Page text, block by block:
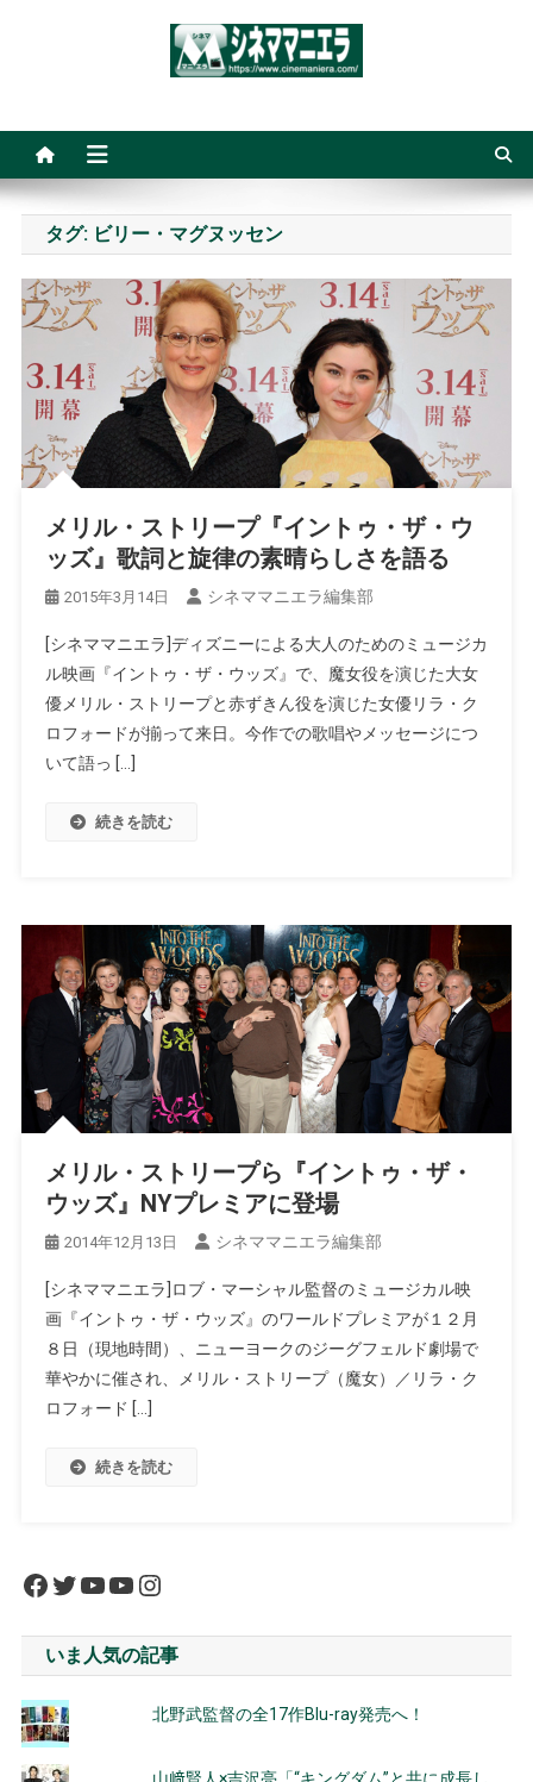
タグ: ビリー・マグヌッセン
メリル・ストリープ『イントゥ・ザ・ウ
ッズ』歌詞と旋律の素晴らしさを語る
2015年3月14日 シネママニエラ編集部
[シネママニエラ]ディズニーによる大人のためのミュージカ
ル映画『イントゥ・ザ・ウッズ』で、魔女役を演じた大女
優メリル・ストリープと赤ずきん役を演じた女優リラ・ク
ロフォードが揃って来日。今作での歌唱やメッセージにつ
いて語っ […]
続きを読む
メリル・ストリープら『イントゥ・ザ・
ウッズ』NYプレミアに登場
2014年12月13日 シネママニエラ編集部
[シネママニエラ]ロブ・マーシャル監督のミュージカル映
画『イントゥ・ザ・ウッズ』のワールドプレミアが１２月
８日（現地時間）、ニューヨークのジーグフェルド劇場で
華やかに催され、メリル・ストリープ（魔女）／リラ・ク
ロフォード […]
続きを読む
Facebook
Twitter
YouTube
YouTube
Instagram
いま人気の記事
北野武監督の全17作Blu-ray発売へ！